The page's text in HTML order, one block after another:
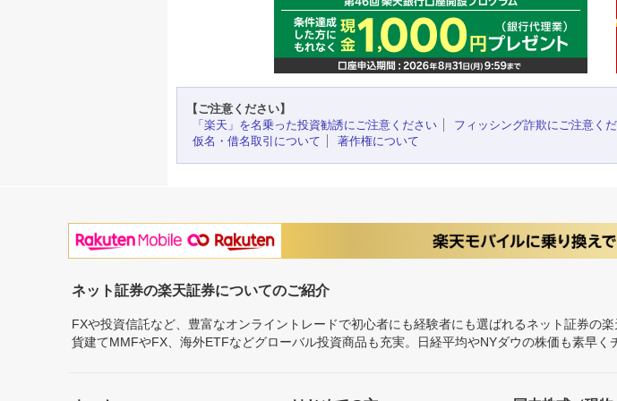
【ご注意ください】
「楽天」を名乗った投資勧誘にご注意ください
フィッシング詐欺にご注意く
仮名・借名取引について
著作権について
ネット証券の楽天証券についてのご紹介
FXや投資信託など、豊富なオンライントレードで初心者にも経験者にも選ばれるネット証券
貨建てMMFやFX、海外ETFなどグローバル投資商品も充実。日経平均やNYダウの株価も素早く